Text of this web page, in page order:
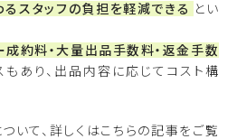
スタッフの負担を軽減できる とい
成約料・大量出品手数料・返金手数
あり、出品内容に応じてコスト構
て、詳しくはこちらの記事をご覧